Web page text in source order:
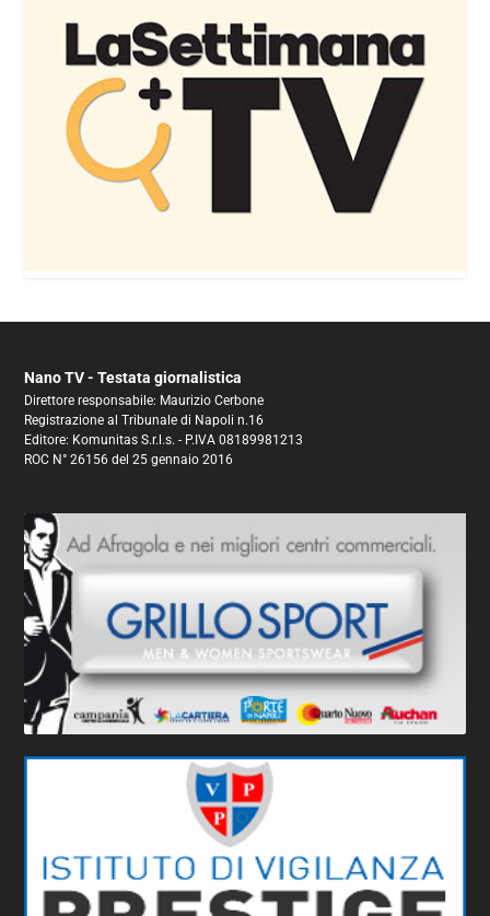
Nano TV - Testata giornalistica
Direttore responsabile: Maurizio Cerbone
Registrazione al Tribunale di Napoli n.16
Editore: Komunitas S.r.l.s. - P.IVA 08189981213
ROC N° 26156 del 25 gennaio 2016